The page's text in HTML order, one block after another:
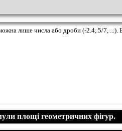
лише числа або дроби (-2.4, 5/7, ...).
площі геометричних фігур.